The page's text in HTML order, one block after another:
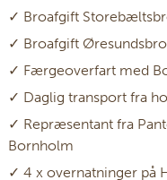
✓ Broafgift
✓ Broafgift
✓ Færgeoverfart med
✓ Daglig transport fra
✓ Repræsentant fra
Bornholm
✓ 4 x overnatninger på